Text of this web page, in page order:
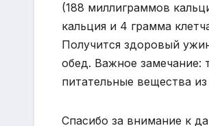
(188 миллиграммов
кальция и 4 грамма
Получится здоровый
обед. Важное
питательные вещества
Спасибо за внимание к